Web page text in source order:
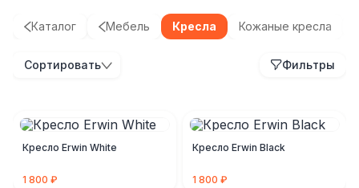
Каталог Мебель Кресла Кожаные кресла
Сортировать Фильтры
Кресло Erwin White
1 800 ₽
Кресло Erwin Black
1 800 ₽